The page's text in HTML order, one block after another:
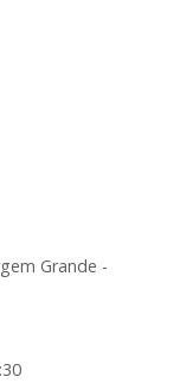
Grande -